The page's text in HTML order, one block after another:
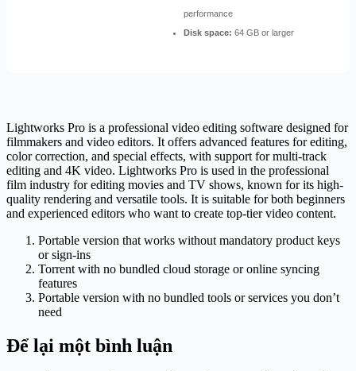
performance
Disk space: 64 GB or larger
Lightworks Pro is a professional video editing software designed for
filmmakers and video editors. It offers advanced features for editing,
color correction, and special effects, with support for multi-track
editing and 4K video. Lightworks Pro is used in the professional
film industry for editing movies and TV shows, known for its high-
quality rendering and versatile tools. It is suitable for both beginners
and experienced editors who want to create top-tier video content.
Portable version that works without mandatory product keys
or sign-ins
Torrent with no bundled cloud storage or online syncing
features
Portable version with no bundled tools or services you don’t
need
Để lại một bình luận